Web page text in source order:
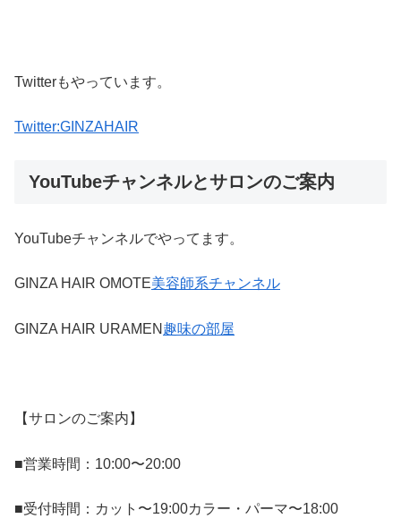
Twitterもやっています。
Twitter:GINZAHAIR
YouTubeチャンネルとサロンのご案内
YouTubeチャンネルでやってます。
GINZA HAIR OMOTE美容師系チャンネル
GINZA HAIR URAMEN 趣味の部屋
【サロンのご案内】
■営業時間：10:00〜20:00
■受付時間：カット〜19:00カラー・パーマ〜18:00